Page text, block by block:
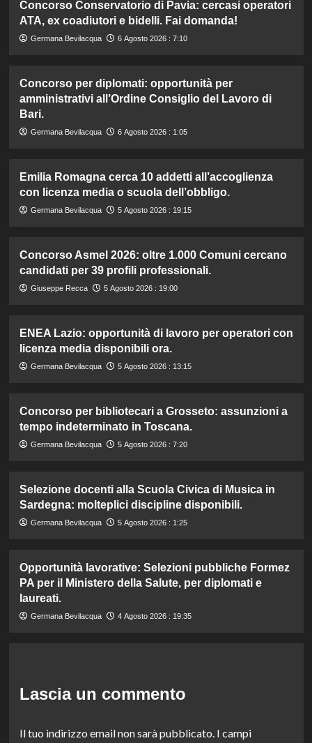
Concorso Conservatorio di Pavia: cercasi operatori
ATA, ex coadiutori e bidelli. Fai domanda!
Germana Bevilacqua 6 Agosto 2026 : 7:10
Concorso per diplomati: opportunità per
amministrativi all’Ordine Consiglio del Lavoro di
Bari.
Germana Bevilacqua 6 Agosto 2026 : 1:05
Emilia Romagna cerca 10 addetti all’accoglienza
con licenza media o scuola dell’obbligo.
Germana Bevilacqua 5 Agosto 2026 : 19:15
Concorso Asmel 2026: oltre 1.000 Comuni cercano
candidati per 39 profili professionali.
Giuseppe Recca 5 Agosto 2026 : 19:00
ENEA Lazio: opportunità di lavoro per operatori con
licenza media disponibili ora.
Germana Bevilacqua 5 Agosto 2026 : 13:15
Concorso per bibliotecari a Grosseto: assunzioni a
tempo indeterminato in Toscana.
Germana Bevilacqua 5 Agosto 2026 : 7:20
Selezione docenti alla Scuola Civica di Musica in
Sardegna: molteplici discipline disponibili.
Germana Bevilacqua 5 Agosto 2026 : 1:25
Opportunità lavorative: Selezioni pubbliche Formez
PA per il Ministero della Salute, per diplomati e
laureati.
Germana Bevilacqua 4 Agosto 2026 : 19:35
Lascia un commento
Il tuo indirizzo email non sarà pubblicato. I campi